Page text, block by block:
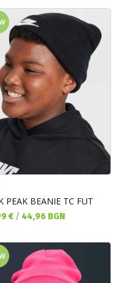
PEAK BEANIE TC FUT
цена:
€ / 44,96 BGN